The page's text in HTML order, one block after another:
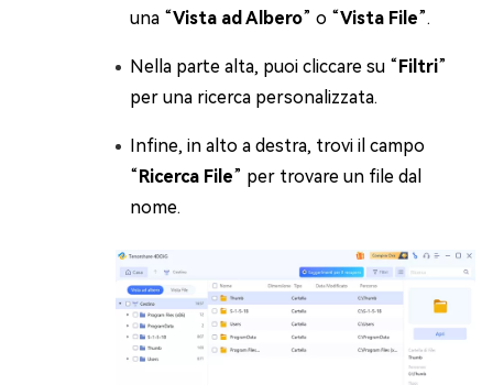
una “Vista ad Albero” o “Vista File”.
Nella parte alta, puoi cliccare su “ Filtri”
per una ricerca personalizzata.
Infine, in alto a destra, trovi il campo
“ Ricerca File” per trovare un file dal
nome.